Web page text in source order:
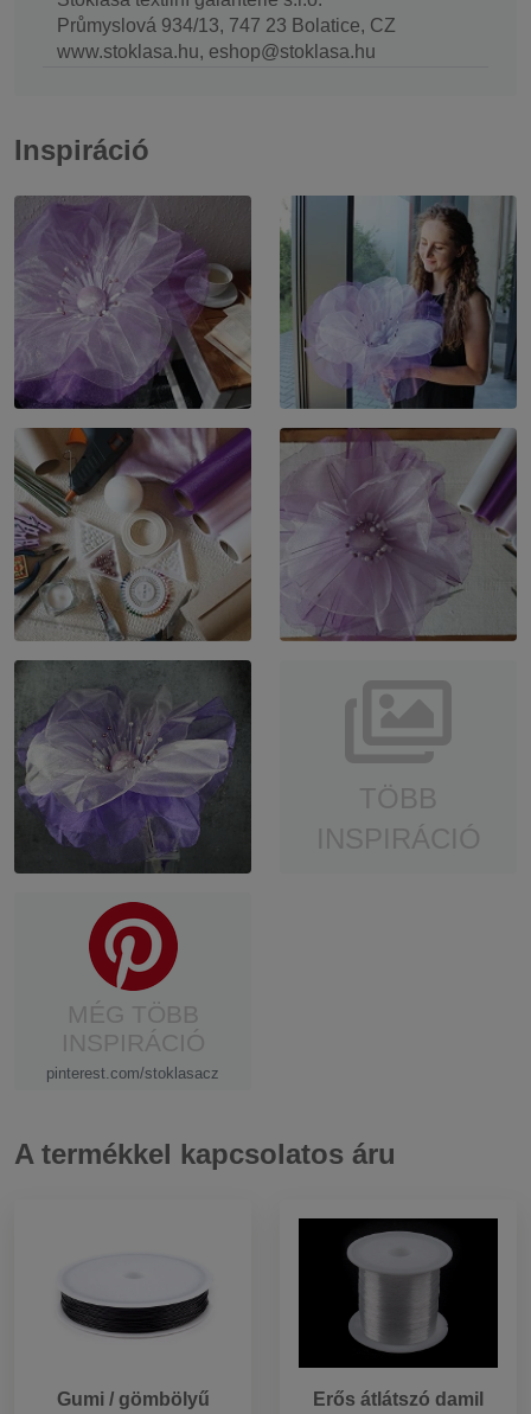
Průmyslová 934/13, 747 23 Bolatice, CZ
www.stoklasa.hu, eshop@stoklasa.hu
Inspiráció
pinterest.com/stoklasacz
A termékkel kapcsolatos áru
Gumi / gömbölyű
Erős átlátszó damil